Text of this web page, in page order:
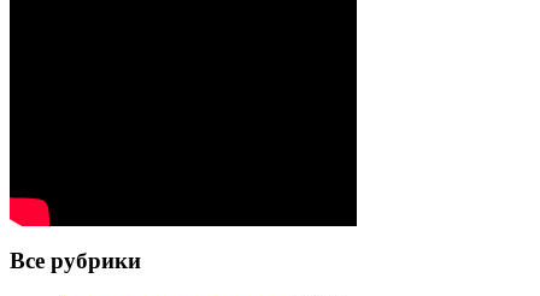
Все рубрики